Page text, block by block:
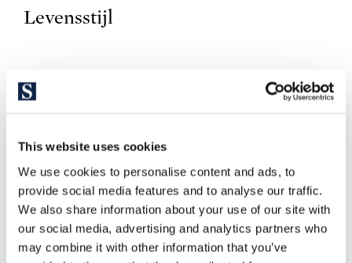
This website uses cookies
We use cookies to personalise content and ads, to
provide social media features and to analyse our traffic.
We also share information about your use of our site with
our social media, advertising and analytics partners who
may combine it with other information that you’ve
Levensstijl
Ontdek andere vergelijkbare
eigendommen